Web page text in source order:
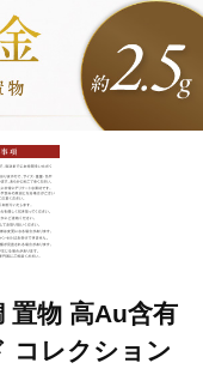
置物 高Au含有
コレクション